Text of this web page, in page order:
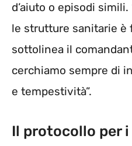
d’aiuto o episodi
le strutture sanitarie è
sottolinea il
cerchiamo sempre di
e tempestività”.
Il protocollo per i